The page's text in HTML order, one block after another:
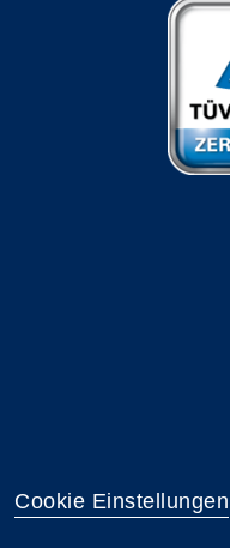
Cookie Einstellungen